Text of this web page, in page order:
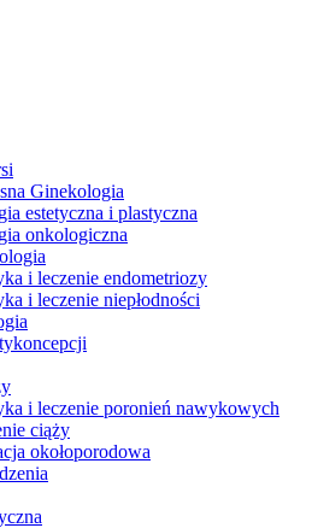
Ginekologia
estetyczna i plastyczna
onkologiczna
i leczenie endometriozy
i leczenie niepłodności
i leczenie poronień nawykowych
ciąży
okołoporodowa